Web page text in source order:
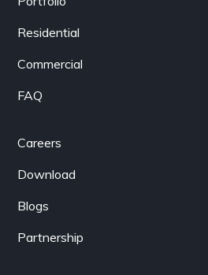
Residential
Commercial
FAQ
Careers
Download
Blogs
Partnership